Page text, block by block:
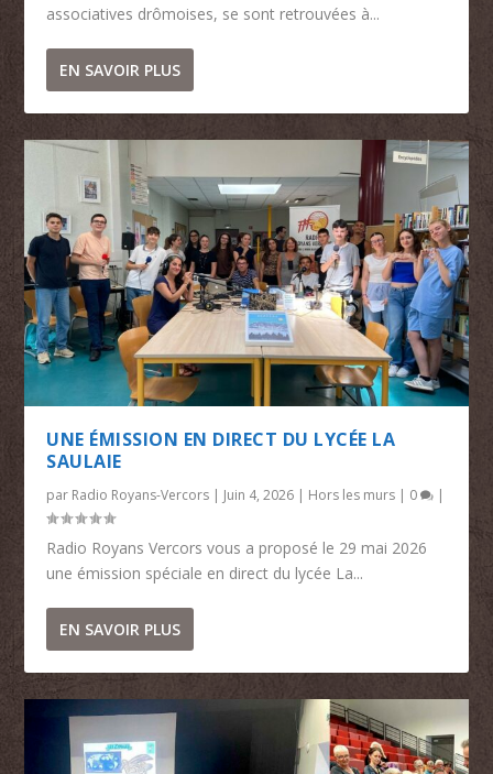
associatives drômoises, se sont retrouvées à...
EN SAVOIR PLUS
UNE ÉMISSION EN DIRECT DU LYCÉE LA
SAULAIE
par Radio Royans-Vercors | Juin 4, 2026 | Hors les murs | 0 |
Radio Royans Vercors vous a proposé le 29 mai 2026
une émission spéciale en direct du lycée La...
EN SAVOIR PLUS